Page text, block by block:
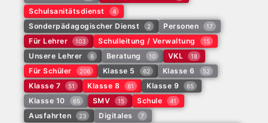
Schulsanitätsdienst 4
Sonderpädagogischer Dienst 2 Personen 17
Für Lehrer 103 Schulleitung / Verwaltung 15
Unsere Lehrer 6 Beratung 10 VKL 18
Für Schüler 206 Klasse 5 62 Klasse 6 52
Klasse 7 51 Klasse 8 61 Klasse 9 65
Klasse 10 65 SMV 15 Schule 41
Ausfahrten 23 Digitales 7